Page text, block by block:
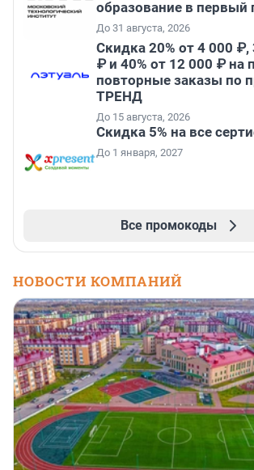
образование в первый
До 31 августа, 2026
Скидка 20% от 4 000 ₽,
₽ и 40% от 12 000 ₽ на
повторные заказы по
ТРЕНД
До 15 августа, 2026
Скидка 5% на все
До 1 января, 2027
Все промокоды
НОВОСТИ КОМПАНИЙ